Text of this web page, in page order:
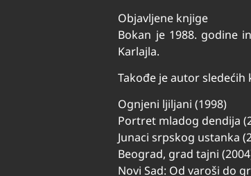
Objavljene knjige
Bokan je 1988. godine
Karlajla.
Takođe je autor sledećih
Ognjeni ljiljani (1998)
Portret mladog dendija
Junaci srpskog ustanka
Beograd, grad tajni
Novi Sad: Od varoši do